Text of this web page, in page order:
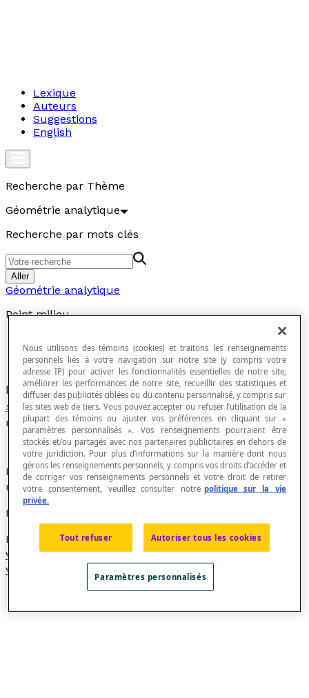
Lexique
Auteurs
Suggestions
English
Recherche par Thème
Géométrie analytique
Recherche par mots clés
Aller
Géométrie analytique
Point milieu
Dans un plan cartésien, point qui partage un
segment de droitedonné dans un rapport
unitaire.
Les coordonnées d'un point milieu s'obtiennent de la
même façon que lepoint de partage d'un segment.
Exemple
Les coordonnées des points sont : [latex]\textrm{A}(x_1,
y_1), \textrm{P}(x, y)[/latex] et [latex]\textrm{B}(x_2,
y_2)[/latex]. Soit les points A(–2, –6) et B(6, 4).
Nous utilisons des témoins (cookies) et traitons les renseignements
personnels liés à votre navigation sur notre site (y compris votre
adresse IP) pour activer les fonctionnalités essentielles de notre site,
améliorer les performances de notre site, recueillir des statistiques et
diffuser des publicités ciblées ou du contenu personnalisé, y compris sur
les sites web de tiers. Vous pouvez accepter ou refuser l’utilisation de la
plupart des témoins ou ajuster vos préférences en cliquant sur «
paramètres personnalisés ». Vos renseignements pourraient être
stockés et/ou partagés avec nos partenaires publicitaires en dehors de
votre juridiction. Pour plus d’informations sur la manière dont nous
gérons les renseignements personnels, y compris vos droits d’accéder et
de corriger vos renseignements personnels et votre droit de retirer
votre consentement, veuillez consulter notre politique sur la vie
privée.
Tout refuser Autoriser tous les cookies
Paramètres personnalisés